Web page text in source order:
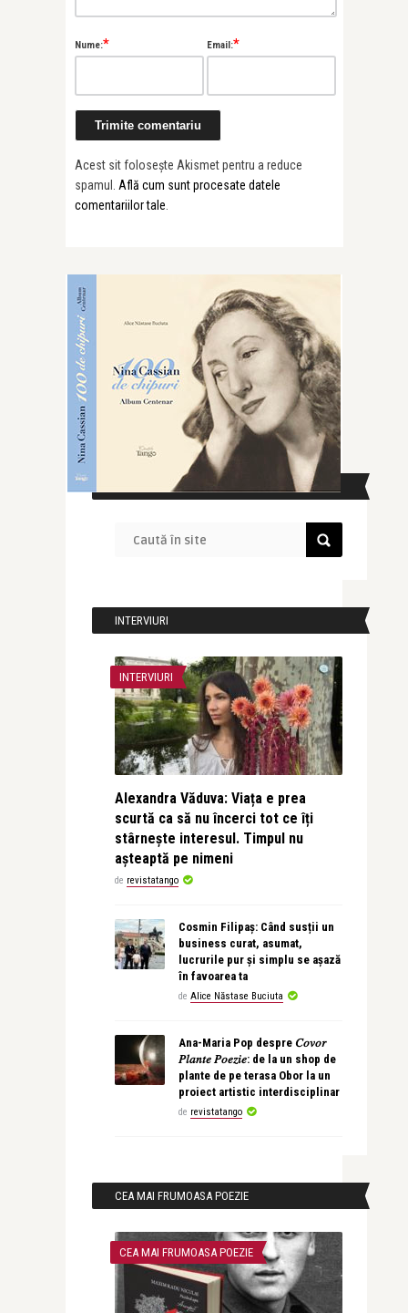
Nume:* Email:*
Acest sit folosește Akismet pentru a reduce
spamul. Află cum sunt procesate datele
comentariilor tale
CAUTĂ ÎN SITE
INTERVIURI
INTERVIURI
Alexandra Văduva: Viața e prea
scurtă ca să nu încerci tot ce îți
stârnește interesul. Timpul nu
așteaptă pe nimeni
de revistatango
Cosmin Filipaș: Când susții un
business curat, asumat,
lucrurile pur și simplu se așază
în favoarea ta
de Alice Năstase Buciuta
Ana-Maria Pop despre 𝐶𝑜𝑣𝑜𝑟
𝑃𝑙𝑎𝑛𝑡𝑒 𝑃𝑜𝑒𝑧𝑖𝑒: de la un shop de
plante de pe terasa Obor la un
proiect artistic interdisciplinar
de revistatango
CEA MAI FRUMOASA POEZIE
CEA MAI FRUMOASA POEZIE